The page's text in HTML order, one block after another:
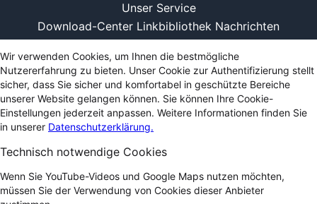
Unser Service
Download-Center Linkbibliothek Nachrichten
Wir verwenden Cookies, um Ihnen die bestmögliche
Nutzererfahrung zu bieten. Unser Cookie zur Authentifizierung stellt
sicher, dass Sie sicher und komfortabel in geschützte Bereiche
unserer Website gelangen können. Sie können Ihre Cookie-
Einstellungen jederzeit anpassen. Weitere Informationen finden Sie
in unserer Datenschutzerklärung.
Technisch notwendige Cookies
Wenn Sie YouTube-Videos und Google Maps nutzen möchten,
müssen Sie der Verwendung von Cookies dieser Anbieter